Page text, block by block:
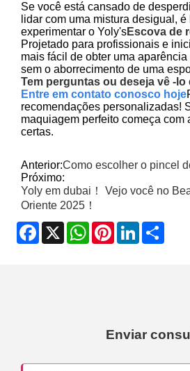
Se você está cansado de
lidar com uma mistura desigual, é
experimentar o Yoly'sEscova de
Projetado para profissionais e
mais fácil de obter uma
sem o aborrecimento de uma
Tem perguntas ou deseja vê -lo
Entre em contato conosco hoje
recomendações personalizadas!
maquiagem perfeito começa com
certas.
Anterior:Como escolher o pincel
Próximo:
Yoly em dubai！ Vejo você no
Oriente 2025！
Facebook
X WhatsApp
PinterestLinkedIn
Enviar